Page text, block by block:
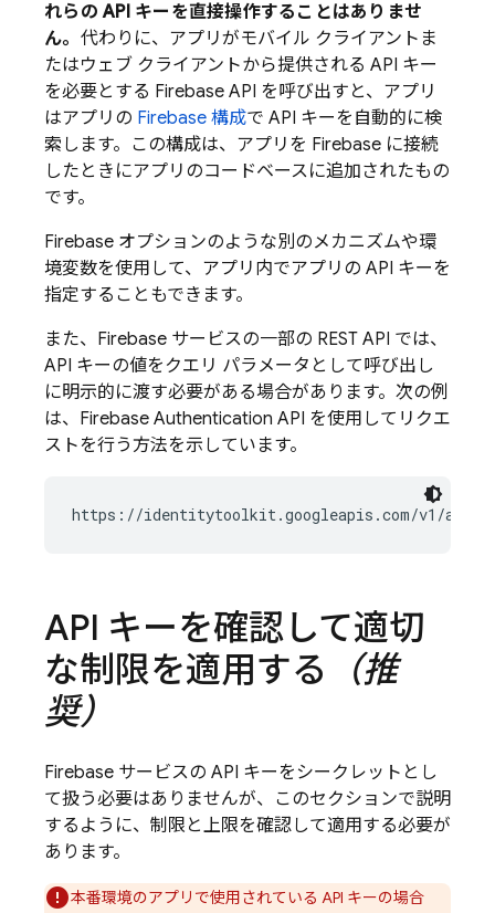
れらの API キーを直接操作することはありませ
ん。 代わりに、アプリがモバイル クライアントま
たはウェブ クライアントから提供される API キー
を必要とする Firebase API を呼び出すと、アプリ
はアプリの Firebase 構成で API キーを自動的に検
索します。この構成は、アプリを Firebase に接続
したときにアプリのコードベースに追加されたもの
です。
Firebase オプションのような別のメカニズムや環
境変数を使用して、アプリ内でアプリの API キーを
指定することもできます。
また、Firebase サービスの一部の REST API では、
API キーの値をクエリ パラメータとして呼び出し
に明示的に渡す必要がある場合があります。次の例
は、 Firebase Authentication API を使用してリクエ
ストを行う方法を示しています。
https://identitytoolkit.googleapis.com/v1/
API キーを確認して適切
な制限を適用する （推
奨）
Firebase サービスの API キーをシークレットとし
て扱う必要はありませんが、このセクションで説明
するように、制限と上限を確認して適用する必要が
あります。
本番環境のアプリで使用されている API キーの場合